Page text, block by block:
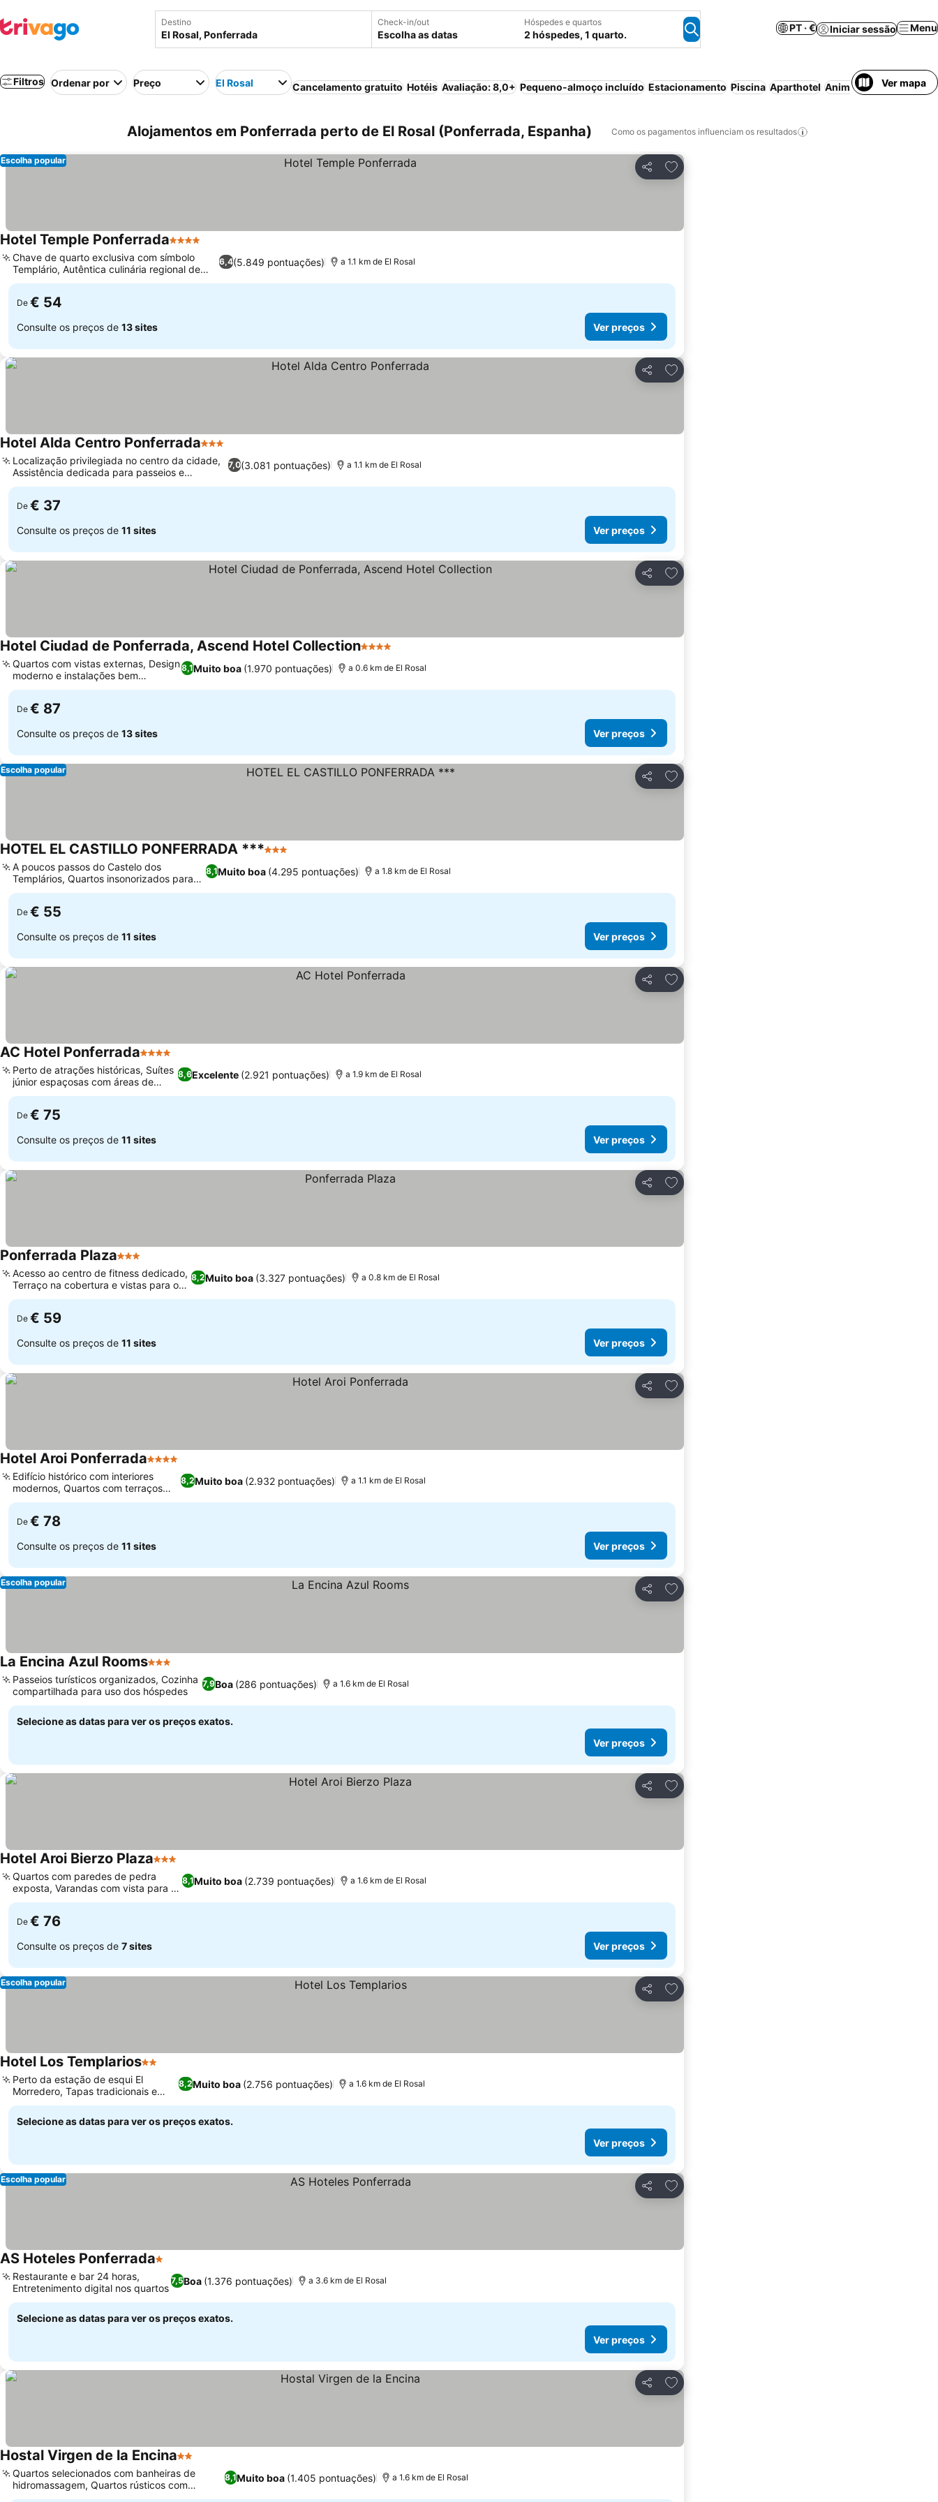
Destino Check-in/out
Escolha as datas
Hóspedes e quartos
2 hóspedes, 1 quarto.
PT · € Iniciar sessão Menu
Filtros Ordenar por Preço El Rosal Cancelamento gratuito Hotéis Avaliação: 8,0+ Pequeno-almoço incluído Estacionamento Piscina Aparthotel Animais permitidos
Ver mapa
Alojamentos em Ponferrada perto de El Rosal (Ponferrada, Espanha) Como os pagamentos influenciam os resultados
Partilhar
Adicionar aos favoritos
Escolha popular
Hotel Temple Ponferrada4 Estrelas
6,4(5.849 pontuações)
Chave de quarto exclusiva com símbolo
Templário, Autêntica culinária regional de
Bierzo
a 1.1 km de El Rosal
De € 54
Consulte os preços de 13 sites Ver preços
Partilhar
Adicionar aos favoritos
Hotel Alda Centro Ponferrada3 Estrelas
7,0(3.081 pontuações)
Localização privilegiada no centro da cidade,
Assistência dedicada para passeios e
ingressos
a 1.1 km de El Rosal
De € 37
Consulte os preços de 11 sites Ver preços
Partilhar
Adicionar aos favoritos
Hotel Ciudad de Ponferrada, Ascend Hotel Collection4 Estrelas
8,1Muito boa (1.970 pontuações)
Quartos com vistas externas, Design
moderno e instalações bem
cuidadas
a 0.6 km de El Rosal
De € 87
Consulte os preços de 13 sites Ver preços
Partilhar
Adicionar aos favoritos
Escolha popular
HOTEL EL CASTILLO PONFERRADA ***3 Estrelas
8,1Muito boa (4.295 pontuações)
A poucos passos do Castelo dos
Templários, Quartos insonorizados para
estadias tranquilas
a 1.8 km de El Rosal
De € 55
Consulte os preços de 11 sites Ver preços
Partilhar
Adicionar aos favoritos
AC Hotel Ponferrada4 Estrelas
8,6Excelente (2.921 pontuações)
Perto de atrações históricas, Suítes
júnior espaçosas com áreas de
estar
a 1.9 km de El Rosal
De € 75
Consulte os preços de 11 sites Ver preços
Partilhar
Adicionar aos favoritos
Ponferrada Plaza3 Estrelas
8,2Muito boa (3.327 pontuações)
Acesso ao centro de fitness dedicado,
Terraço na cobertura e vistas para o
jardim
a 0.8 km de El Rosal
De € 59
Consulte os preços de 11 sites Ver preços
Partilhar
Adicionar aos favoritos
Hotel Aroi Ponferrada4 Estrelas
8,2Muito boa (2.932 pontuações)
Edifício histórico com interiores
modernos, Quartos com terraços
privativos
a 1.1 km de El Rosal
De € 78
Consulte os preços de 11 sites Ver preços
Partilhar
Adicionar aos favoritos
Escolha popular
La Encina Azul Rooms3 Estrelas
7,9Boa (286 pontuações)
Passeios turísticos organizados, Cozinha
compartilhada para uso dos hóspedes
a 1.6 km de El Rosal
Selecione as datas para ver os preços exatos.
Ver preços
Partilhar
Adicionar aos favoritos
Hotel Aroi Bierzo Plaza3 Estrelas
8,1Muito boa (2.739 pontuações)
Quartos com paredes de pedra
exposta, Varandas com vista para a
cidade
a 1.6 km de El Rosal
De € 76
Consulte os preços de 7 sites Ver preços
Partilhar
Adicionar aos favoritos
Escolha popular
Hotel Los Templarios2 Estrelas
8,2Muito boa (2.756 pontuações)
Perto da estação de esqui El
Morredero, Tapas tradicionais e
menus fixos
a 1.6 km de El Rosal
Selecione as datas para ver os preços exatos.
Ver preços
Partilhar
Adicionar aos favoritos
Escolha popular
AS Hoteles Ponferrada1 Estrelas
7,5Boa (1.376 pontuações)
Restaurante e bar 24 horas,
Entretenimento digital nos quartos
a 3.6 km de El Rosal
Selecione as datas para ver os preços exatos.
Ver preços
Partilhar
Adicionar aos favoritos
Hostal Virgen de la Encina2 Estrelas
8,1Muito boa (1.405 pontuações)
Quartos selecionados com banheiras de
hidromassagem, Quartos rústicos com
paredes de pedra exposta
a 1.6 km de El Rosal